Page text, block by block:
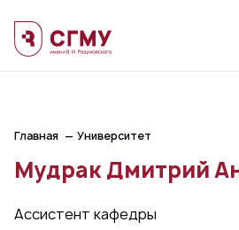
Главная Университет
Мудрак Дмитрий
Ассистент кафедры